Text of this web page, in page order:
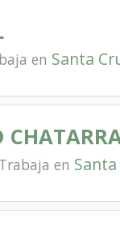
en Santa
en